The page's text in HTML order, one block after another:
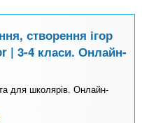
створення ігор
| 3-4 класи. Онлайн-
для школярів. Онлайн-